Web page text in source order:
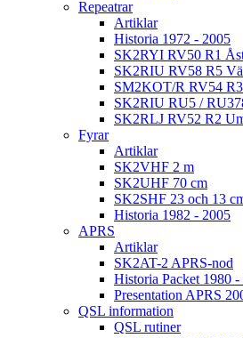
Repeatrar
Artiklar
Historia 1972 - 2005
SK2RYI RV50 R1
SK2RIU RV58 R5
SM2KOT/R RV54
SK2RIU RU5 /
SK2RLJ RV52 R2
Fyrar
Artiklar
SK2VHF 2 m
SK2UHF 70 cm
SK2SHF 23 och 13
Historia 1982 - 2005
APRS
Artiklar
SK2AT-2 APRS-nod
Historia Packet 1980 -
Presentation APRS
QSL information
QSL rutiner